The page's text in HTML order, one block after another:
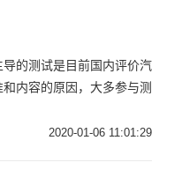
的测试是目前国内评价汽
内容的原因，大多参与测
2020-01-06 11:01:29